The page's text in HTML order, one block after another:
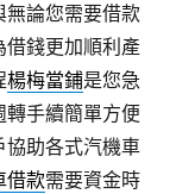
無論您需要借款
借錢更加順利產
楊梅當鋪是您急
轉手續簡單方便
協助各式汽機車
借款需要資金時